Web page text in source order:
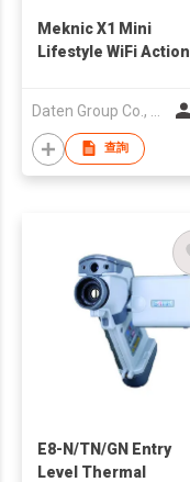
Meknic X1 Mini
Lifestyle WiFi Action
Angle Lens
Waterproof
查詢
E8-N/TN/GN Entry
Level Thermal